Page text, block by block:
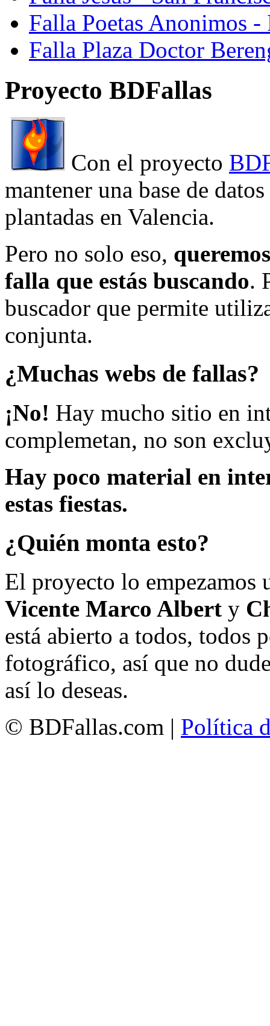
Falla Poetas Anonimos
Falla Plaza Doctor
Proyecto BDFallas
Con el proyecto
mantener una base de
plantadas en Valencia.
Pero no solo eso,
falla que estás buscando.
buscador que permite
conjunta.
¿Muchas webs de fallas?
¡No! Hay mucho sitio en
complemetan, no son
Hay poco material en
estas fiestas.
¿Quién monta esto?
El proyecto lo empezamos
Vicente Marco Albert y
está abierto a todos, todos
fotográfico, así que no
así lo deseas.
© BDFallas.com | Política